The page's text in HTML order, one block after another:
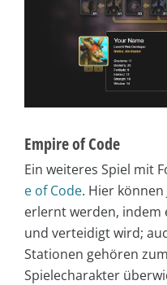
Empire of Code
Ein weiteres Spiel mit
e of Code. Hier
erlernt werden, indem
und verteidigt wird;
Stationen gehören
Spielecharakter